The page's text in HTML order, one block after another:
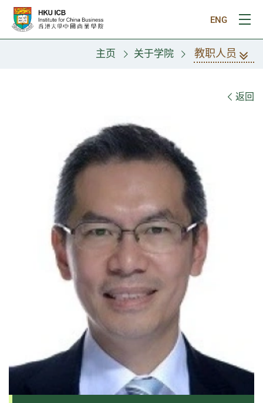
跳往主要内容
ENG
打
主页 关于学院 教职人员
返回